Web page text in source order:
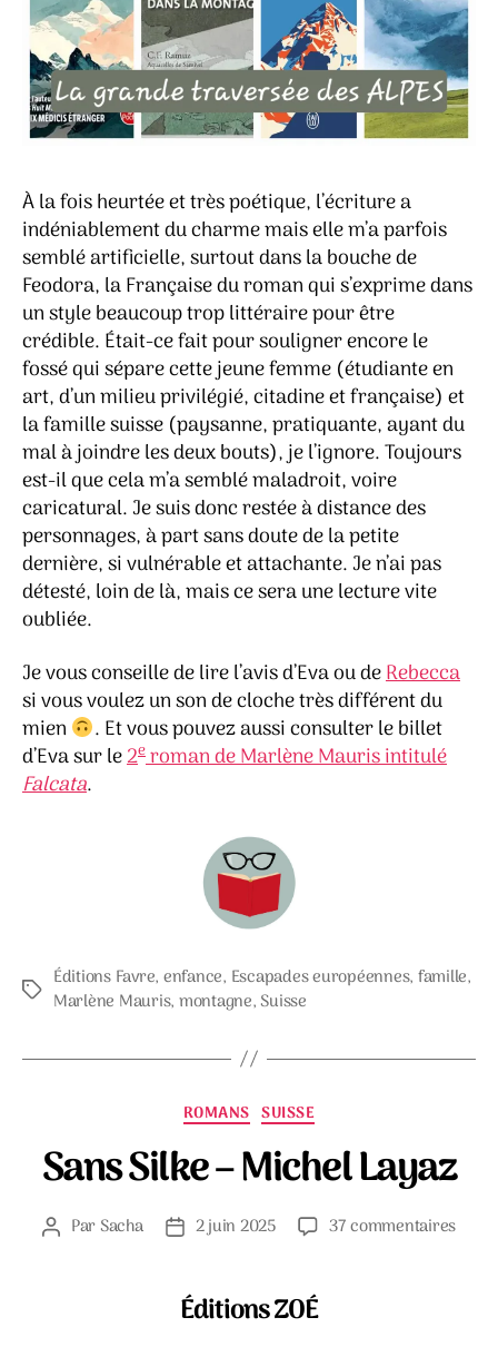
À la fois heurtée et très poétique, l’écriture a
indéniablement du charme mais elle m’a parfois
semblé artificielle, surtout dans la bouche de
Feodora, la Française du roman qui s’exprime dans
un style beaucoup trop littéraire pour être
crédible. Était-ce fait pour souligner encore le
fossé qui sépare cette jeune femme (étudiante en
art, d’un milieu privilégié, citadine et française) et
la famille suisse (paysanne, pratiquante, ayant du
mal à joindre les deux bouts), je l’ignore. Toujours
est-il que cela m’a semblé maladroit, voire
caricatural. Je suis donc restée à distance des
personnages, à part sans doute de la petite
dernière, si vulnérable et attachante. Je n’ai pas
détesté, loin de là, mais ce sera une lecture vite
oubliée.
Je vous conseille de lire l’avis d’Eva ou deRebecca
si vous voulez un son de cloche très différent du
mien
. Et vous pouvez aussi consulter le billet
d’Eva sur le2eroman de Marlène Mauris intitulé
Falcata.
Étiquettes
Éditions Favre, enfance, Escapades européennes, famille,
Marlène Mauris, montagne,Suisse
Catégories
ROMANS SUISSE
Sans Silke – Michel Layaz
Auteur
ParSacha
Date2 juin 2025 37 commentairessur
Éditions ZOÉ